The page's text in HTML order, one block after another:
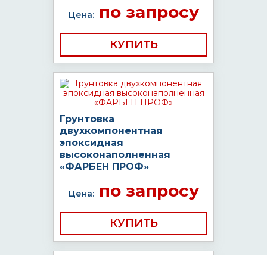
Цена:по запросу
КУПИТЬ
Грунтовка
двухкомпонентная
эпоксидная
высоконаполненная
«ФАРБЕН ПРОФ»
Цена:по запросу
КУПИТЬ